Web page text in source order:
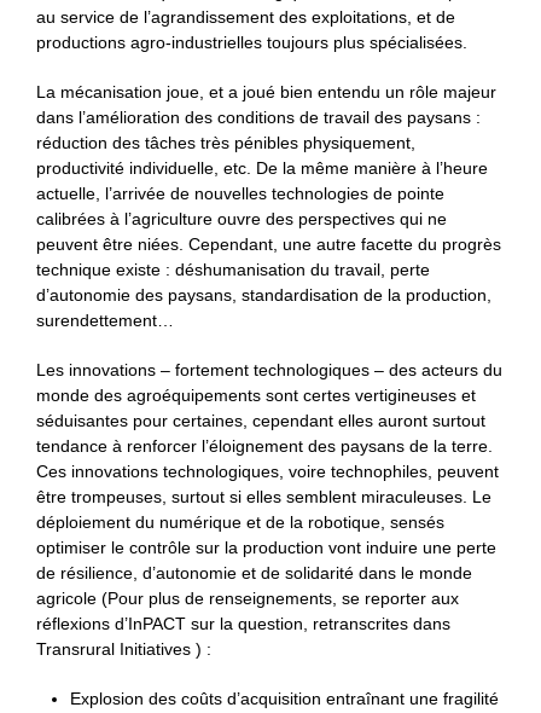
au service de l’agrandissement des exploitations, et de
productions agro-industrielles toujours plus spécialisées.
La mécanisation joue, et a joué bien entendu un rôle majeur
dans l’amélioration des conditions de travail des paysans :
réduction des tâches très pénibles physiquement,
productivité individuelle, etc. De la même manière à l’heure
actuelle, l’arrivée de nouvelles technologies de pointe
calibrées à l’agriculture ouvre des perspectives qui ne
peuvent être niées. Cependant, une autre facette du progrès
technique existe : déshumanisation du travail, perte
d’autonomie des paysans, standardisation de la production,
surendettement…
Les innovations ‒ fortement technologiques ‒ des acteurs du
monde des agroéquipements sont certes vertigineuses et
séduisantes pour certaines, cependant elles auront surtout
tendance à renforcer l’éloignement des paysans de la terre.
Ces innovations technologiques, voire technophiles, peuvent
être trompeuses, surtout si elles semblent miraculeuses. Le
déploiement du numérique et de la robotique, sensés
optimiser le contrôle sur la production vont induire une perte
de résilience, d’autonomie et de solidarité dans le monde
agricole (Pour plus de renseignements, se reporter aux
réflexions d’InPACT sur la question, retranscrites dans
Transrural Initiatives ) :
Explosion des coûts d’acquisition entraînant une fragilité